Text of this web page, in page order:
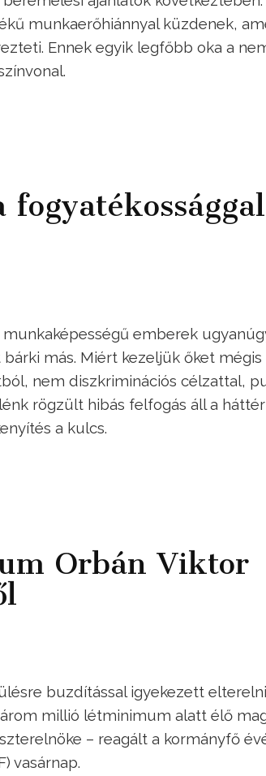
munkaerőhiánnyal küzdenek,
Ennek egyik legfőbb oka a
emberek
más. Miért kezeljük őket
nem diszkriminációs célzattal,
rögzült hibás felfogás áll a
a kulcs.
Orbán Viktor
buzdítással igyekezett
millió létminimum alatt élő
– reagált a kormányfő
vasárnap.